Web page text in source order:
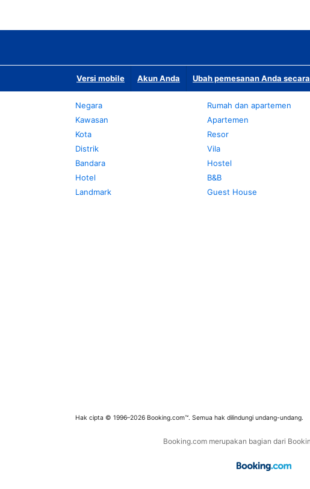
Versi mobile Akun Anda Ubah pemesanan Anda
Negara
Kawasan
Kota
Distrik
Bandara
Hotel
Landmark
Rumah dan apartemen
Apartemen
Resor
Vila
Hostel
B&B
Guest House
Hak cipta © 1996–2026 Booking.com™. Semua hak dilindungi undang-undang.
Booking.com merupakan bagian dari